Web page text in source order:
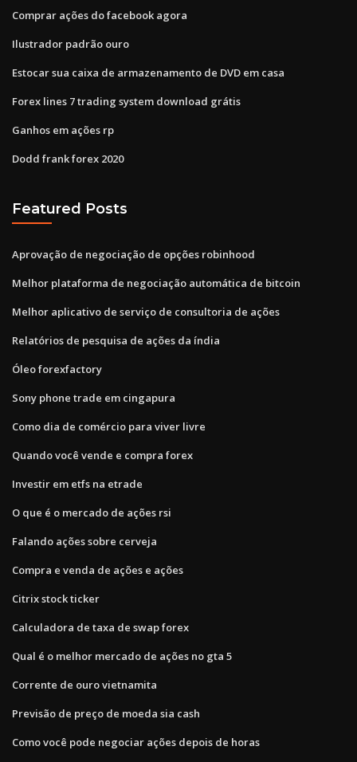
Comprar ações do facebook agora
Ilustrador padrão ouro
Estocar sua caixa de armazenamento de DVD em casa
Forex lines 7 trading system download grátis
Ganhos em ações rp
Dodd frank forex 2020
Featured Posts
Aprovação de negociação de opções robinhood
Melhor plataforma de negociação automática de bitcoin
Melhor aplicativo de serviço de consultoria de ações
Relatórios de pesquisa de ações da índia
Óleo forexfactory
Sony phone trade em cingapura
Como dia de comércio para viver livre
Quando você vende e compra forex
Investir em etfs na etrade
O que é o mercado de ações rsi
Falando ações sobre cerveja
Compra e venda de ações e ações
Citrix stock ticker
Calculadora de taxa de swap forex
Qual é o melhor mercado de ações no gta 5
Corrente de ouro vietnamita
Previsão de preço de moeda sia cash
Como você pode negociar ações depois de horas